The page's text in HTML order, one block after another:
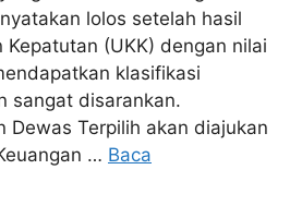
lolos setelah hasil
Kepatutan (UKK) dengan nilai
klasifikasi
sangat disarankan.
Dewas Terpilih akan diajukan
… Baca